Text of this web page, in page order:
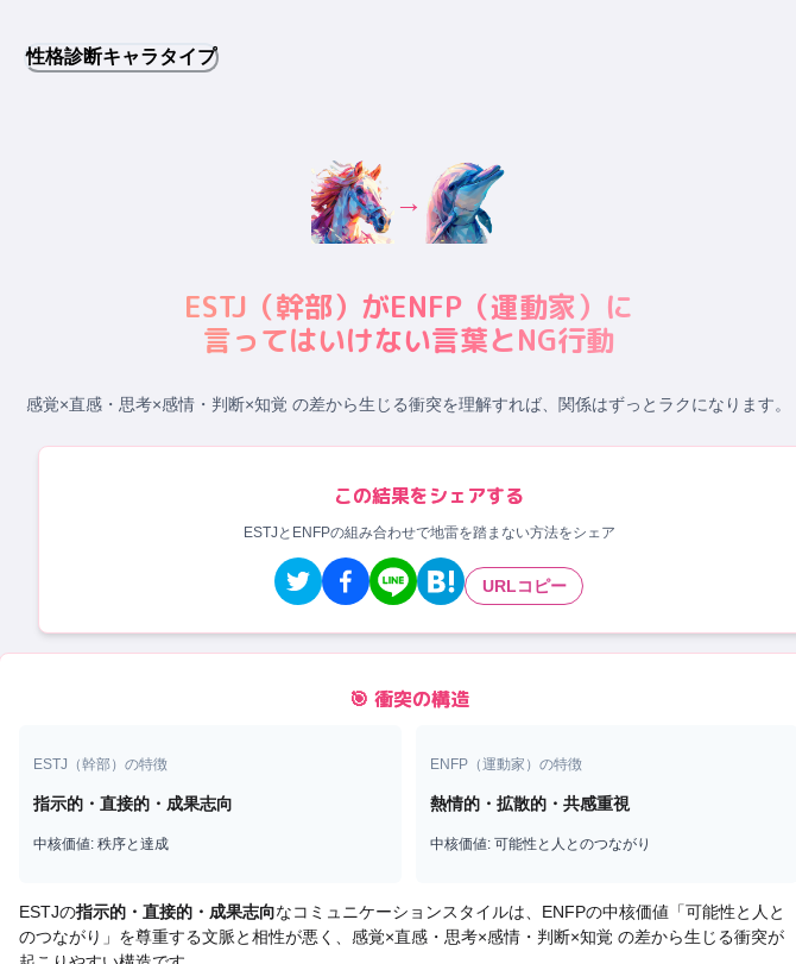
性格診断キャラタイプ
→
ESTJ （幹部）がENFP （運動家）に
言ってはいけない言葉とNG行動
感覚×直感・思考×感情・判断×知覚 の差から生じる衝突を理解すれば、関係はずっとラクになります。
この結果をシェアする
ESTJとENFPの組み合わせで地雷を踏まない方法をシェア
URLコピー
🎯 衝突の構造
ESTJ （幹部）の特徴
指示的・直接的・成果志向
中核価値: 秩序と達成
ENFP （運動家 ）の特徴
熱情的・拡散的・共感重視
中核価値: 可能性と人とのつながり
ESTJの指示的・直接的・成果志向なコミュニケーションスタイルは、 ENFPの中核価値「可能性と人と
のつながり 」を尊重する文脈と相性が悪く、 感覚×直感・思考×感情・判断×知覚 の差から生じる衝突が